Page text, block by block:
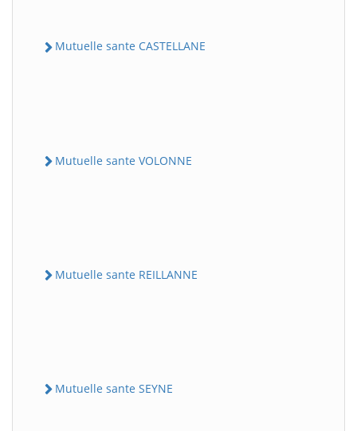
Mutuelle sante CASTELLANE
Mutuelle sante VOLONNE
Mutuelle sante REILLANNE
Mutuelle sante SEYNE